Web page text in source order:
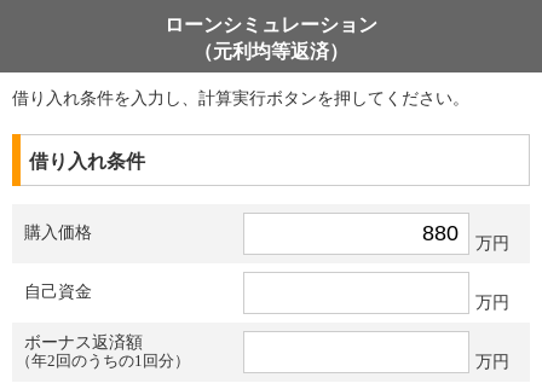
ローンシミュレーション
（元利均等返済）
借り入れ条件を入力し、計算実行ボタンを押してください。
借り入れ条件
購入価格
万円
自己資金
万円
ボーナス返済額
（年2回のうちの1回分）
万円